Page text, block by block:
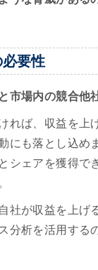
要性
市場内の競合他
れば、収益を上
にも落とし込め
シェアを獲得で
社が収益を上げ
分析を活用する